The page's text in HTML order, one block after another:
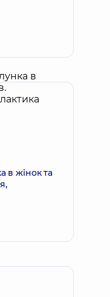
в жінок та